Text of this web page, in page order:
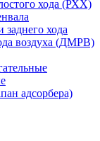
хода (РХХ)
хода
воздуха (ДМРВ)
адсорбера)